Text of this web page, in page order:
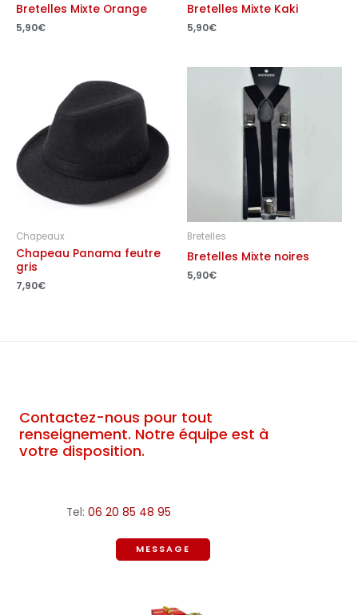
Bretelles Mixte Orange
5,90€
Bretelles Mixte Kaki
5,90€
Chapeaux
Chapeau Panama feutre
gris
7,90€
Bretelles
Bretelles Mixte noires
5,90€
Contactez-nous pour tout
renseignement. Notre équipe est à
votre disposition.
Tel: 06 20 85 48 95
MESSAGE